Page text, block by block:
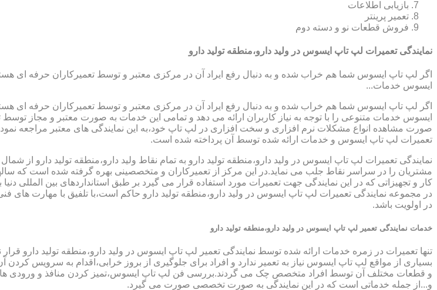
بازیابی اطلاعات
تعمیر پرینتر
فروش قطعات نو و دسته دوم
نمایندگی تعمیرات لپ تاپ ایسوس در ولید دارو،منطقه تولید دارو
اگر لپ تاپ ایسوس شما هم خراب شده و به دنبال رفع ایراد آن در مرکزی معتبر و توسط تعمیرکاران حرفه ای
ایسوس خدمات...
اگر لپ تاپ ایسوس شما هم خراب شده و به دنبال رفع ایراد آن در مرکزی معتبر و توسط تعمیرکاران حرفه ای
ایسوس خدمات متنوعی را با توجه به نیاز کاربران ارائه می دهد و تمامی این خدمات به صورت معتبر و مجاز
صورت مشاهده انواع مشکلات نرم افزاری و سخت افزاری در لپ تاپ خود،به این نمایندگی های معتبر مراجعه
تعمیرات لپ تاپ ایسوس و خدمات ارائه شده توسط آن پرداخته شده است.
نمایندگی تعمیرات لپ تاپ ایسوس در ولید دارو،منطقه تولید دارو به تمام نقاط ولید دارو،منطقه تولید دارو
مشتریان را در سراسر نقاط جلب می نماید.در این مرکز از تعمیرکاران و متخصصینی بهره گرفته شده است که
کار و تجهیزاتی که در این نمایندگی جهت تعمیرات مورد استفاده قرار می گیرد بر طبق استانداردهای بین
در مجموعه نمایندگی تعمیرات لپ تاپ ایسوس در ولید دارو،منطقه تولید دارو حاکم است،با تلفیق با مهارت
در اولویت باشد.
خدمات نمایندگی تعمیر لپ تاپ ایسوس در ولید دارو،منطقه تولید دارو
تنها تعمیرات در زمره خدمات ارائه شده توسط نمایندگی تعمیر لپ تاپ ایسوس در ولید دارو،منطقه تولید دارو
بسیاری از مواقع لپ تاپ ایسوس نیاز به تعمیر ندارد و افراد برای جلوگیری از بروز خرابی،اقدام به سرویس
و قطعات مختلف آن توسط افراد متخصص چک می گردند.بررسی فن لپ تاپ ایسوس،تمیز کردن منافذ و ورودی ها
و...از جمله خدماتی است که در این نمایندگی به صورت تخصصی صورت می گیرد.